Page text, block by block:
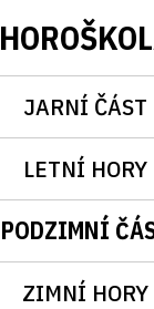
JARNÍ ČÁST
LETNÍ HORY
PODZIMNÍ
ZIMNÍ HORY